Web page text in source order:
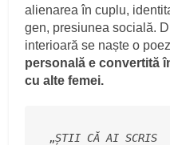
alienarea în cuplu,
gen, presiunea socială.
interioară se naște o
personală e convertită
cu alte femei.
„ȘTII CĂ AI SCRIS